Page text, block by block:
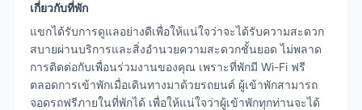
เกี่ยวกับที่พัก
แขกได้รับการดูแลอย่างดีเพื่อให้แน่ใจว่าจะได้รับความสะดวก
สบายผ่านบริการและสิ่งอำนวยความสะดวกชั้นยอด ไม่พลาด
การติดต่อกับเพื่อนร่วมงานของคุณ เพราะที่พักมี Wi-Fi ฟรี
ตลอดการเข้าพักเมื่อเดินทางมาด้วยรถยนต์ ผู้เข้าพักสามารถ
จอดรถฟรีภายในที่พักได้ เพื่อให้แน่ใจว่าผู้เข้าพักทุกท่านจะได้